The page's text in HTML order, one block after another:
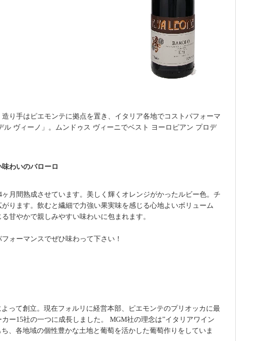
り手はピエモンテに拠点を置き、イタリア各地でコストパフォーマ
ヴィーノ」。ムンドゥス ヴィーニでベスト ヨーロピアン プロデ
わいのバローロ
月間熟成させています。美しく輝くオレンジがかったルビー色。チ
ります。飲むと繊細で力強い果実味を感じる心地よいボリューム
甘やかで親しみやすい味わいに包まれます。
ォーマンスでぜひ味わって下さい！
って創立。現在フォルリに経営本部、ピエモンテのプリオッカに最
ー15社の一つに成長しました。 MGM社の理念は”イタリアワイン
、各地域の個性豊かな土地と葡萄を活かした葡萄作りをしていま